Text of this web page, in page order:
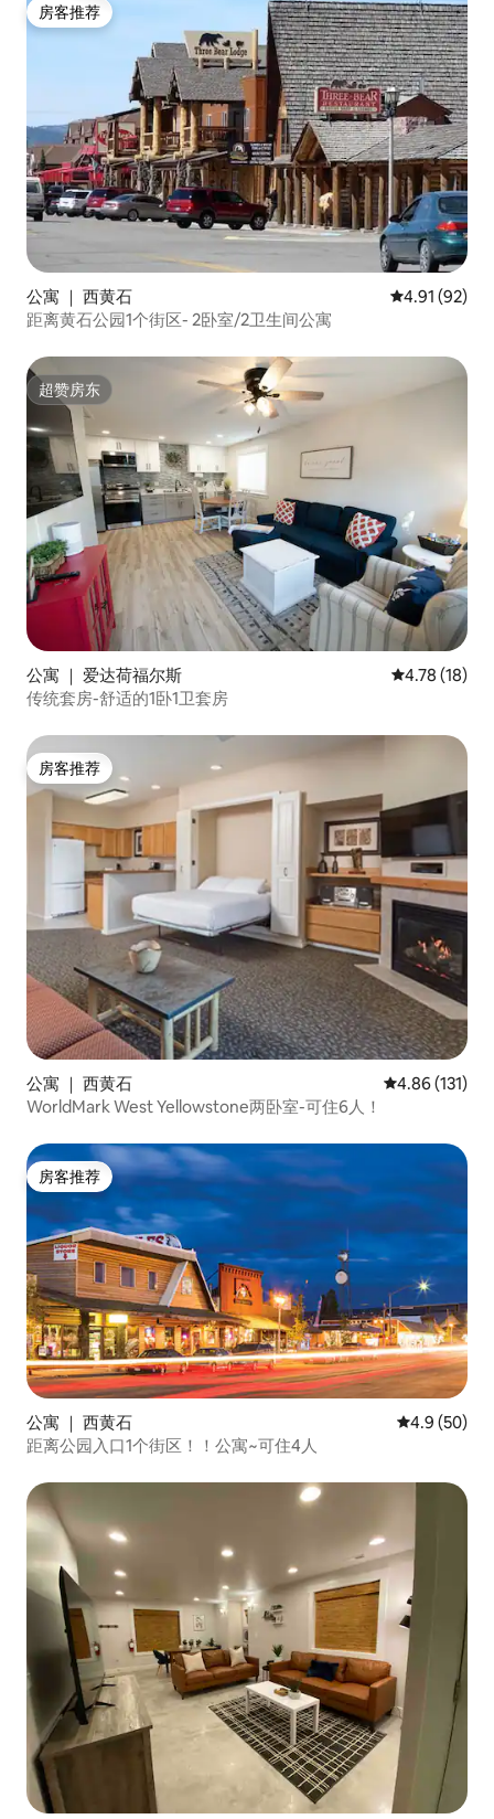
房客推荐
房客推荐
公寓 ｜ 西黄石 平均评分
4.91 (92)
距离黄石公园1个街区- 2卧室/2卫生间公寓
超赞房东
超赞房东
公寓 ｜ 爱达荷福尔斯 平均评分
4.78 (18)
传统套房-舒适的1卧1卫套房
房客推荐
房客推荐
公寓 ｜ 西黄石 平均评分 4.86
4.86 (131)
WorldMark West Yellowstone两卧室-可住6人！
房客推荐
房客推荐
公寓 ｜ 西黄石 平均评分
4.9 (50)
距离公园入口1个街区！！公寓~可住4人